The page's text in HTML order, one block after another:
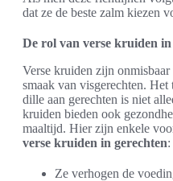
dat ze de beste zalm kiezen
De rol van verse kruiden in
Verse kruiden zijn
smaak van visgerechten.
dille aan gerechten is niet
kruiden bieden ook
maaltijd. Hier zijn enkele
verse kruiden in gerechten:
Ze verhogen de